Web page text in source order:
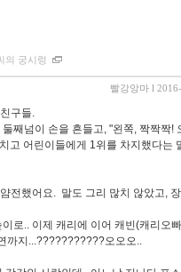
의 궁시렁
빨강앙마 l
구들.
째넘이 손을 흔들고, "왼쪽, 짝짝짝!
고 어린이들에게 1위를 차지했다는
전했어요. 말도 그리 많치 않았고,
로.. 이제 캐리에 이어 캐빈(캐리오
까지...???????????오오오..